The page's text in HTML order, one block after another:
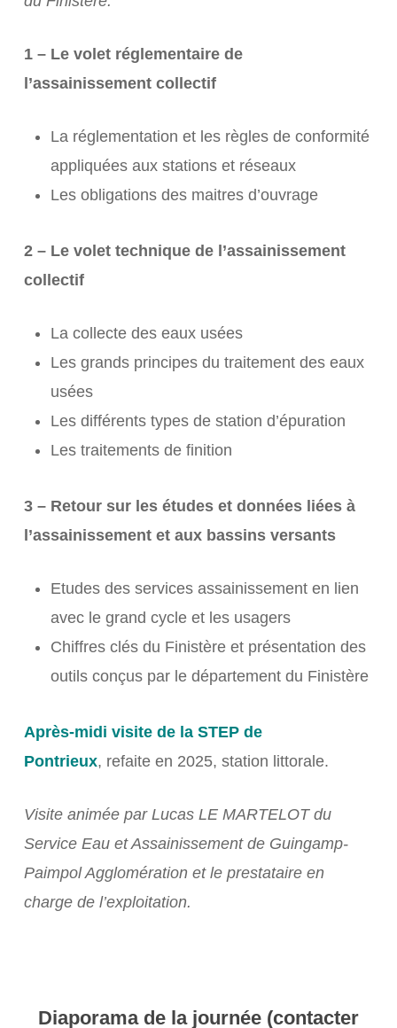
1 – Le volet réglementaire de
l’assainissement collectif
La réglementation et les règles de conformité
appliquées aux stations et réseaux
Les obligations des maitres d’ouvrage
2 – Le volet technique de l’assainissement
collectif
La collecte des eaux usées
Les grands principes du traitement des eaux
usées
Les différents types de station d’épuration
Les traitements de finition
3 – Retour sur les études et données liées à
l’assainissement et aux bassins versants
Etudes des services assainissement en lien
avec le grand cycle et les usagers
Chiffres clés du Finistère et présentation des
outils conçus par le département du Finistère
Après-midi visite de la STEP de
Pontrieux, refaite en 2025, station littorale.
Visite animée par Lucas LE MARTELOT du
Service Eau et Assainissement de Guingamp-
Paimpol Agglomération et le prestataire en
charge de l’exploitation.
Diaporama de la journée (contacter